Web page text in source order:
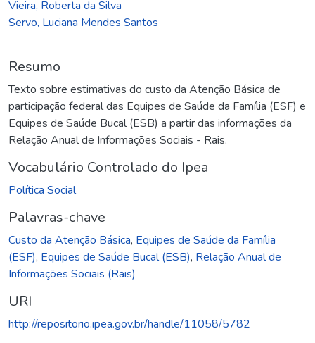
Vieira, Roberta da Silva
Servo, Luciana Mendes Santos
Resumo
Texto sobre estimativas do custo da Atenção Básica de
participação federal das Equipes de Saúde da Família (ESF) e
Equipes de Saúde Bucal (ESB) a partir das informações da
Relação Anual de Informações Sociais - Rais.
Vocabulário Controlado do Ipea
Política Social
Palavras-chave
Custo da Atenção Básica, Equipes de Saúde da Família
(ESF), Equipes de Saúde Bucal (ESB), Relação Anual de
Informações Sociais (Rais)
URI
http://repositorio.ipea.gov.br/handle/11058/5782